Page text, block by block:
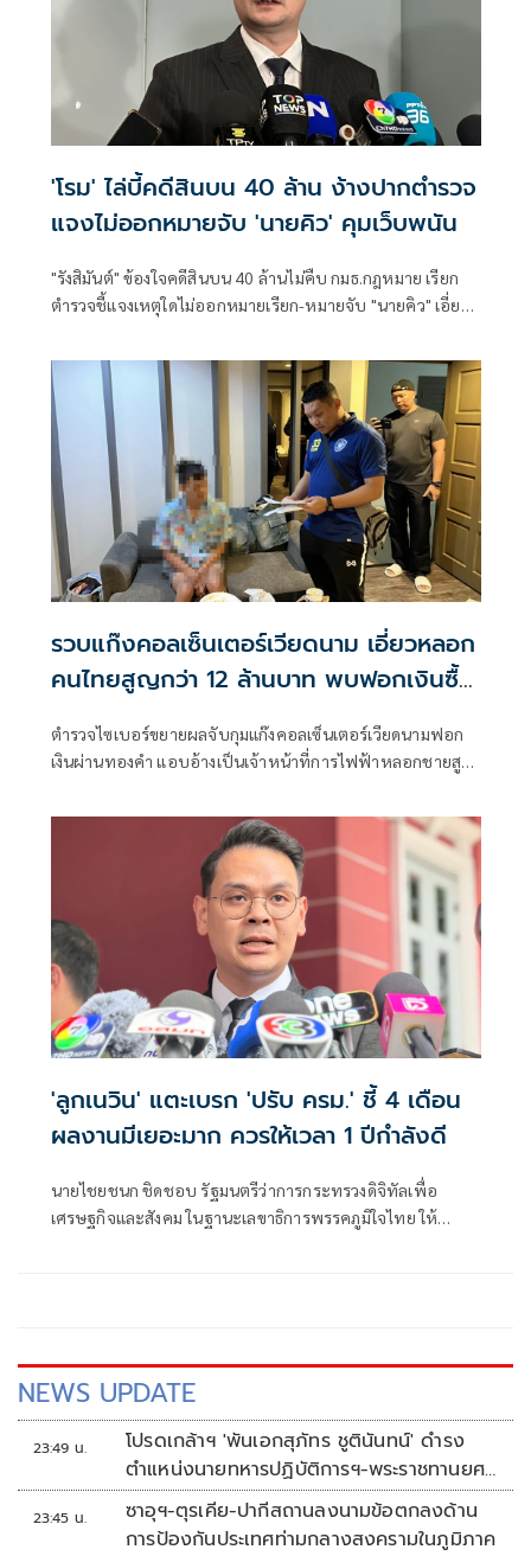
'โรม' ไล่บี้คดีสินบน 40 ล้าน ง้างปากตำรวจ
แจงไม่ออกหมายจับ 'นายคิว' คุมเว็บพนัน
"รังสิมันต์" ข้องใจคดีสินบน 40 ล้านไม่คืบ กมธ.กฎหมาย เรียก
ตำรวจชี้แจงเหตุใดไม่ออกหมายเรียก-หมายจับ "นายคิว" เอี่ยว
ความเท็จ หรือเจ้าหน้าที่ละเว้นปฏิบัติหน้าที่
รวบแก๊งคอลเซ็นเตอร์เวียดนาม เอี่ยวหลอก
คนไทยสูญกว่า 12 ล้านบาท พบฟอกเงินซื้อ
ตำรวจไซเบอร์ขยายผลจับกุมแก๊งคอลเซ็นเตอร์เวียดนามฟอก
เงินผ่านทองคำ แอบอ้างเป็นเจ้าหน้าที่การไฟฟ้าหลอกชายสูง
เงินของเจ้าหน้าที่
'ลูกเนวิน' แตะเบรก 'ปรับ ครม.' ชี้ 4 เดือน
ผลงานมีเยอะมาก ควรให้เวลา 1 ปีกำลังดี
นายไชยชนก ชิดชอบ รัฐมนตรีว่าการกระทรวงดิจิทัลเพื่อ
เศรษฐกิจและสังคม ในฐานะเลขาธิการพรรคภูมิใจไทย ให้
NEWS UPDATE
23:49 น.
โปรดเกล้าฯ 'พันเอกสุภัทร ชูตินันทน์' ดำรง
ตำแหน่งนายทหารปฏิบัติการฯ-พระราชทานยศ
'พลตรี'
23:45 น.
ซาอุฯ-ตุรเคีย-ปากีสถานลงนามข้อตกลงด้าน
การป้องกันประเทศท่ามกลางสงครามในภูมิภาค